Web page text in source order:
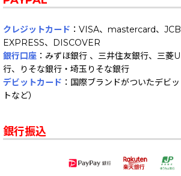
クレジットカード ：VISA、mastercard、
EXPRESS、DISCOVER
銀行口座 ：みずほ銀行 、三井住友銀行、三菱
行、りそな銀行・埼玉りそな銀行
デビットカード ：国際ブランドがついたデビ
トなど）
銀行振込